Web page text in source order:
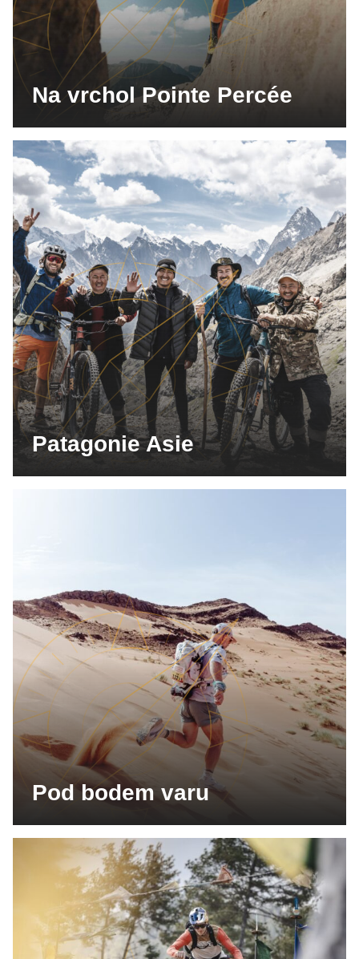
Na vrchol Pointe Percée
Patagonie Asie
Pod bodem varu